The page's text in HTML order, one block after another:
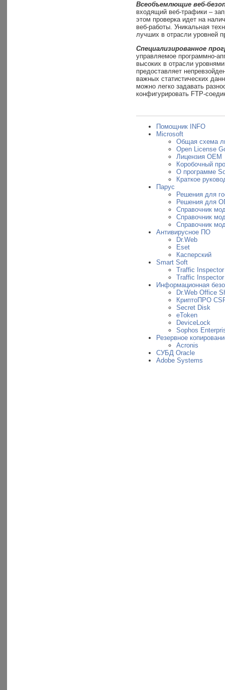
Всеобъемлющие веб-
входящий веб-трафики –
этом проверка идет на
веб-работы. Уникальная
лучших в отрасли уровней
Специализированное
управляемое программно-
высоких в отрасли
предоставляет
важных статистических
можно легко задавать
конфигурировать FTP-
Помощник INFO
Microsoft
Общая схема
Open License
Лицензия OEM
Коробочный
О программе
Краткое
Парус
Решения для
Решения для
Справочник
Справочник
Справочник
Антивирусное ПО
Dr.Web
Eset
Касперский
Smart Soft
Traffic Inspector
Traffic
Информационная
Dr.Web Office
КриптоПРО
Secret Disk
eToken
DeviceLock
Sophos
Резервное
Acronis
СУБД Oracle
Adobe Systems